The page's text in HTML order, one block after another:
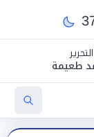
طعيمة